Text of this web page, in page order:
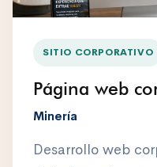
SITIO CORPORATIVO
Página web
Minería
Desarrollo web